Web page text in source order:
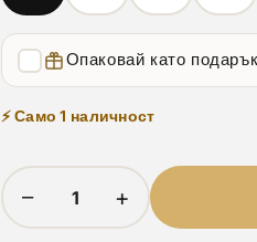
Опаковай като подарък
⚡ Само 1 наличност
− +